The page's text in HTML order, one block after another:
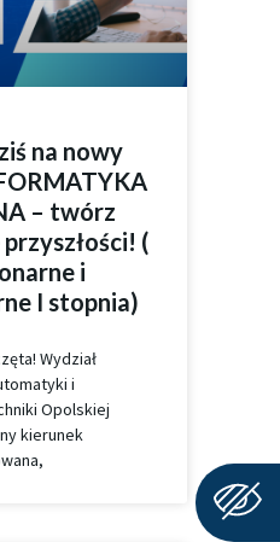
na nowy
– twórz
(
i
I stopnia)
Wydział
i
Opolskiej
kierunek